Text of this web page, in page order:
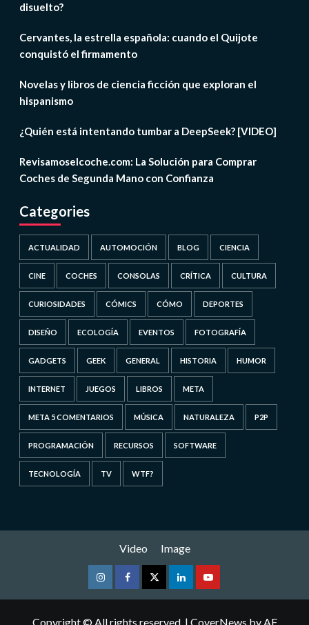
disuelto?
Cervantes, la estrella española: cuando el Quijote
conquistó el firmamento
Novelas y libros de ciencia ficción que exploran el
hispanismo
¿Quién está intentando tumbar a DeepSeek? [VIDEO]
Revisamoselcoche.com: La Solución para Comprar
Coches de Segunda Mano con Confianza
Categories
ACTUALIDAD AUTOMOCIÓN BLOG CIENCIA
CINE COCHES CONSOLAS CRÍTICA CULTURA
CURIOSIDADES CÓMICS CÓMO DEPORTES
DISEÑO ECOLOGÍA EVENTOS FOTOGRAFÍA
GADGETS GEEK GENERAL HISTORIA HUMOR
INTERNET JUEGOS LIBROS META
META 5 COMENTARIOS MÚSICA NATURALEZA P2P
PROGRAMACIÓN RECURSOS SOFTWARE
TECNOLOGÍA TV WTF?
Video Image
InstagramFacebookTwitterLinkedinYoutube
Copyright © All rights reserved. | CoverNews by AF